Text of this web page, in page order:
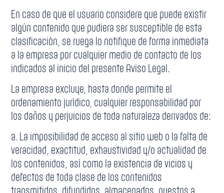
En caso de que el usuario considere que puede existir
algún contenido que pudiera ser susceptible de esta
clasificación, se ruega lo notifique de forma inmediata
a la empresa por cualquier medio de contacto de los
indicados al inicio del presente Aviso Legal.
La empresa excluye, hasta donde permite el
ordenamiento jurídico, cualquier responsabilidad por
los daños y perjuicios de toda naturaleza derivados de:
a. La imposibilidad de acceso al sitio web o la falta de
veracidad, exactitud, exhaustividad y/o actualidad de
los contenidos, así como la existencia de vicios y
defectos de toda clase de los contenidos
transmitidos, difundidos, almacenados, puestos a